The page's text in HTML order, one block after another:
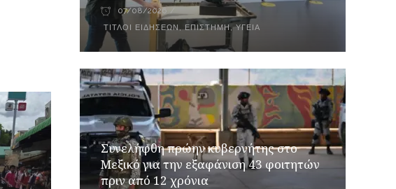
07/08/2026
ΤΊΤΛΟΙ ΕΙΔΉΣΕΩΝ,ΕΠΙΣΤΉΜΗ,ΥΓΕΊΑ
Συνελήφθη πρώην κυβερνήτης στο
Μεξικό για την εξαφάνιση 43 φοιτητών
πριν από 12 χρόνια